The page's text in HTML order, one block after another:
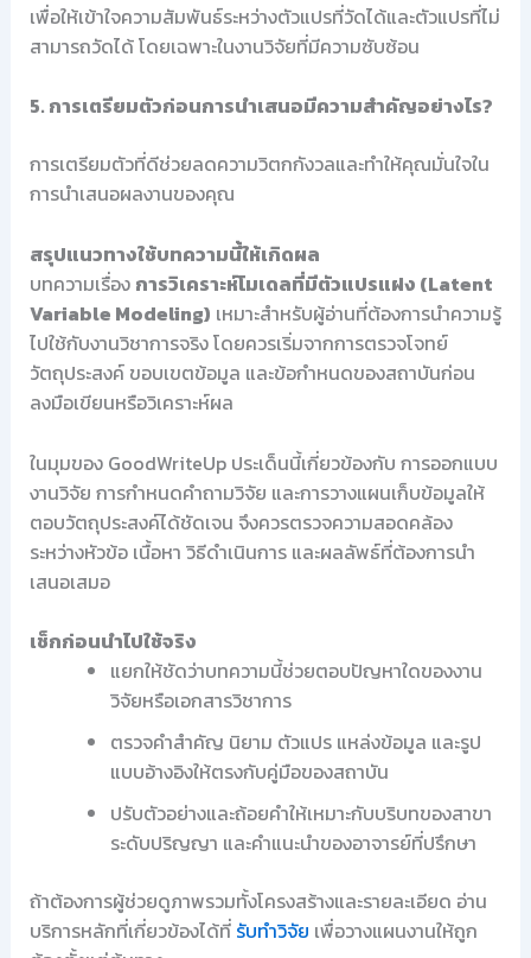
เพื่อให้เข้าใจความสัมพันธ์ระหว่างตัวแปรที่วัดได้และตัวแปรที่ไม่
สามารถวัดได้ โดยเฉพาะในงานวิจัยที่มีความซับซ้อน
5. การเตรียมตัวก่อนการนำเสนอมีความสำคัญอย่างไร?
การเตรียมตัวที่ดีช่วยลดความวิตกกังวลและทำให้คุณมั่นใจใน
การนำเสนอผลงานของคุณ
สรุปแนวทางใช้บทความนี้ให้เกิดผล
บทความเรื่อง การวิเคราะห์โมเดลที่มีตัวแปรแฝง (Latent
Variable Modeling) เหมาะสำหรับผู้อ่านที่ต้องการนำความรู้
ไปใช้กับงานวิชาการจริง โดยควรเริ่มจากการตรวจโจทย์
วัตถุประสงค์ ขอบเขตข้อมูล และข้อกำหนดของสถาบันก่อน
ลงมือเขียนหรือวิเคราะห์ผล
ในมุมของ GoodWriteUp ประเด็นนี้เกี่ยวข้องกับ การออกแบบ
งานวิจัย การกำหนดคำถามวิจัย และการวางแผนเก็บข้อมูลให้
ตอบวัตถุประสงค์ได้ชัดเจน จึงควรตรวจความสอดคล้อง
ระหว่างหัวข้อ เนื้อหา วิธีดำเนินการ และผลลัพธ์ที่ต้องการนำ
เสนอเสมอ
เช็กก่อนนำไปใช้จริง
แยกให้ชัดว่าบทความนี้ช่วยตอบปัญหาใดของงาน
วิจัยหรือเอกสารวิชาการ
ตรวจคำสำคัญ นิยาม ตัวแปร แหล่งข้อมูล และรูป
แบบอ้างอิงให้ตรงกับคู่มือของสถาบัน
ปรับตัวอย่างและถ้อยคำให้เหมาะกับบริบทของสาขา
ระดับปริญญา และคำแนะนำของอาจารย์ที่ปรึกษา
ถ้าต้องการผู้ช่วยดูภาพรวมทั้งโครงสร้างและรายละเอียด อ่าน
บริการหลักที่เกี่ยวข้องได้ที่ รับทำวิจัย เพื่อวางแผนงานให้ถูก